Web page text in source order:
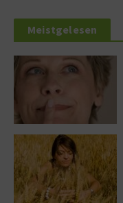
Meistgelesen